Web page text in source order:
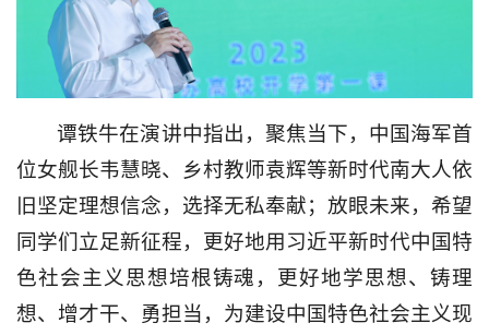
谭铁牛在演讲中指出，聚焦当下，中国海军首
位女舰长韦慧晓、乡村教师袁辉等新时代南大人依
旧坚定理想信念，选择无私奉献；放眼未来，希望
同学们立足新征程，更好地用习近平新时代中国特
色社会主义思想培根铸魂，更好地学思想、铸理
想、增才干、勇担当，为建设中国特色社会主义现